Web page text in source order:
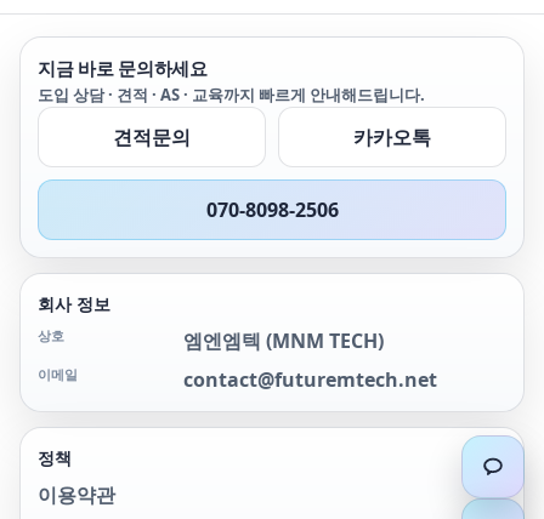
한 번의 스캔에 포함될 수
있습니다. 디지털 및 이벤
트 카운터용 알람 제한을
연속으로 평가해서 스캔들
간에도 알람 조건을 캡처하
고 로깅할 수 있습니다.
각 공통 실드와 스위칭된
중앙 컨덕터를 갖는 두 개
대역폭이 2 GHz인 SMB 입
력 또는 대역폭이 1 GHz인
제공된 BNC-to-SMB 어댑
터에 직접 연결할 수 있습
가 요구되는 분야에서 여러
뱅크를 캐스케이딩할 수 있
지금 바로 문의하세요
도입 상담 · 견적 · AS · 교육까지 빠르게 안내해드립니다.
견적문의 카카오톡
070-8098-2506
회사 정보
상호 엠엔엠텍 (MNM TECH)
이메일 contact@futuremtech.net
정책
이용약관